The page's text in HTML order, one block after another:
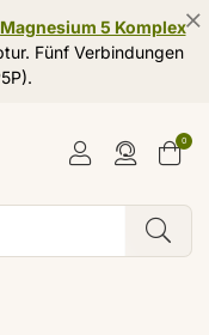
Magnesium 5 Komplex
Fünf Verbindungen
0